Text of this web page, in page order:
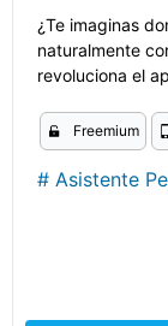
¿Te imaginas
naturalmente
revoluciona el
Freemium
# Asistente